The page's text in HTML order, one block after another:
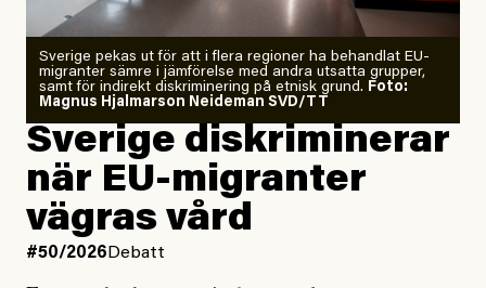
Zeke Hausfather är chockad igen efter att ha
analyserat hur de olika klimatmodellerna bedömer
läget för hur den begynnande El Niño-händelsen ska
utveckla sig. El Niño är ett återkommande
väderfenomen som uppstår när havsvattnet i delar av
Stilla havet blir ovanligt varmt. Det påverkar vädret
över stora delar av världen och under
forskare allt oftare varnat för att den här El Niñon
Sverige pekas ut för att i flera regioner ha behandlat EU-
migranter sämre i jämförelse med andra utsatta grupper,
samt för indirekt diskriminering på etnisk grund. Foto:
Magnus Hjalmarson Neideman SVD/TT
Sverige diskriminerar
när EU-migranter
vägras vård
#50/2026 Debatt